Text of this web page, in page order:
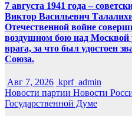
7 августа 1941 года –
Виктор Васильевич
Отечественной войне
воздушном бою над
врага, за что был удостоен
Союза.
Авг 7, 2026 kprf_admin
Новости партии Новости
Государственной Думе